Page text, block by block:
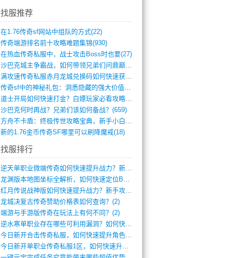
找服推荐
在1.76传奇sf网站中组队的方式(22)
传奇端游排名前十攻略难题集锦(930)
在热血传奇私服中，战士攻击Boss时也要(27)
沙巴克城主争霸战，如何带领兄弟们问鼎巅峰(565)
满攻速传奇私服赤月龙城兑换码如何快速获取(676)
传奇sf中的神秘礼包：洞悉隐藏的强大价值(427)
道士开局如何快速打金？白嫖玩家必看攻略(5)
沙巴克何时再战？兄弟们该如何备战？(659)
方舟不卡盾：终极传世攻略宝典，新手小白逆(495)
新的1.76金币传奇SF哪里可以刷降魔戒(18)
找服排行
逆天单职业微端传奇如何快速提升战力？新手(4)
龙渊版本地图坐标全解析，如何快速定位BO(3)
红月传说战神版如何快速提升战力？新手攻略(3)
龙城决复古传奇赞助价格表如何查询？(2)
端游与手游版传奇在玩法上有何不同？(2)
逆水寒单职业存在哪些可利用漏洞？如何快速(1)
今日新开合击传奇私服，如何快速提升角色战(0)
今日新开单职业传奇私服1区，如何快速升级(0)